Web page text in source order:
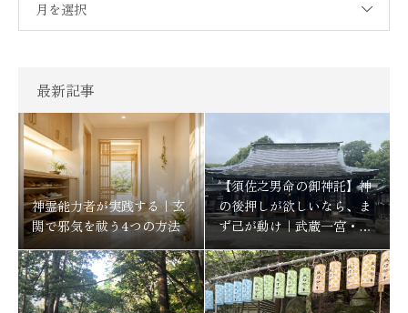
月を選択
最新記事
神霊能力者が実践する｜玄
関で邪気を祓う4つの方法
【須佐之男命の御神託】神
の後押しが欲しいなら、ま
ず己が動け｜武蔵一宮・氷
川神社